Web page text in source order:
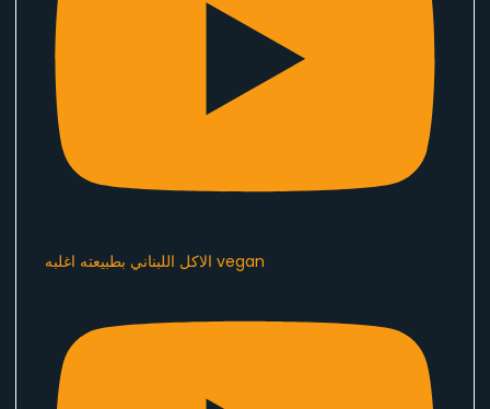
الاكل اللبناني بطبيعته اغلبه vegan